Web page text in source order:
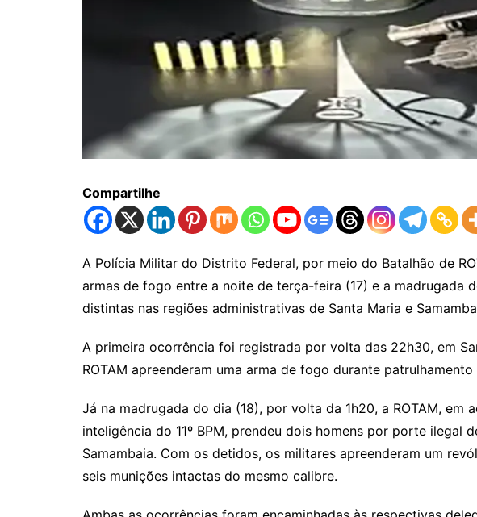
Compartilhe
A Polícia Militar do Distrito Federal, por meio do Batalhão de
armas de fogo entre a noite de terça-feira (17) e a madrugada
distintas nas regiões administrativas de Santa Maria e
A primeira ocorrência foi registrada por volta das 22h30, em
ROTAM apreenderam uma arma de fogo durante patrulhamento
Já na madrugada do dia (18), por volta da 1h20, a ROTAM, em
inteligência do 11º BPM, prendeu dois homens por porte ilegal
Samambaia. Com os detidos, os militares apreenderam um
seis munições intactas do mesmo calibre.